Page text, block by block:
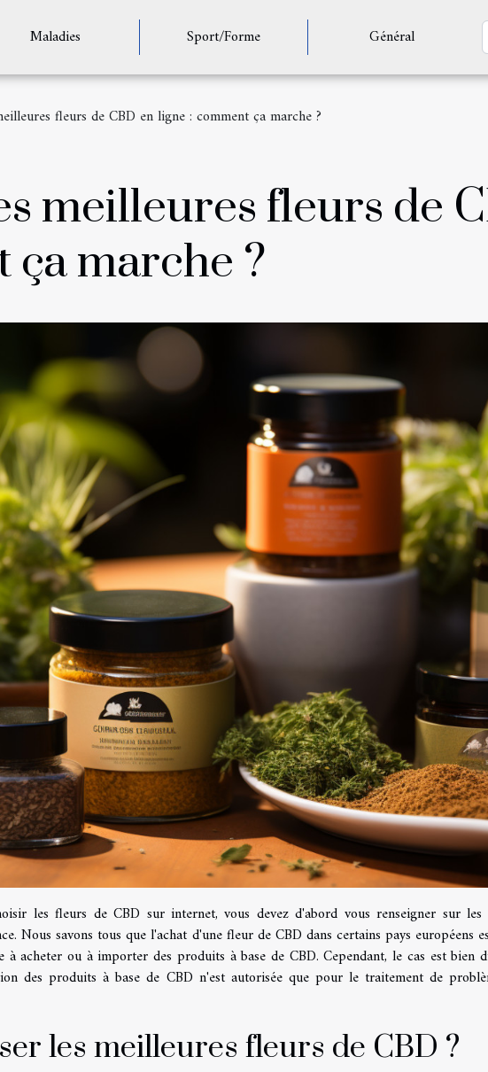
Maladies Sport/Forme Général
fleurs de CBD en ligne : comment ça marche ?
meilleures fleurs de
ça marche ?
les fleurs de CBD sur internet, vous devez d'abord vous renseigner sur
Nous savons tous que l'achat d'une fleur de CBD dans certains pays européens
à acheter ou à importer des produits à base de CBD. Cependant, le cas est bien
des produits à base de CBD n'est autorisée que pour le traitement de
les meilleures fleurs de CBD ?